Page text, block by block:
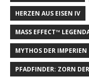
HERZEN AUS EISEN IV
MASS EFFECT™
MYTHOS DER IMPERIEN
PFADFINDER: ZORN